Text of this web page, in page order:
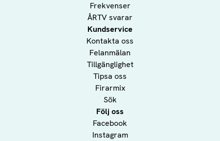
Frekvenser
ÅRTV svarar
Kundservice
Kontakta oss
Felanmälan
Tillgänglighet
Tipsa oss
Firarmix
Sök
Följ oss
Facebook
Instagram